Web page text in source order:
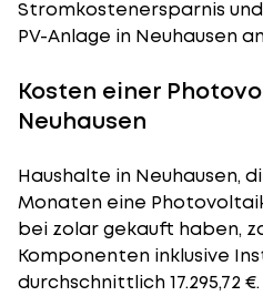
Stromkostenersparnis
PV-Anlage in Neuhausen
Kosten einer
Neuhausen
Haushalte in Neuhausen,
Monaten eine
bei zolar gekauft haben,
Komponenten inklusive
durchschnittlich 17.295,72 €.